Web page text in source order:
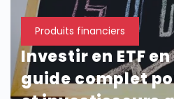
Produits financiers
Investir en ETF en
guide complet